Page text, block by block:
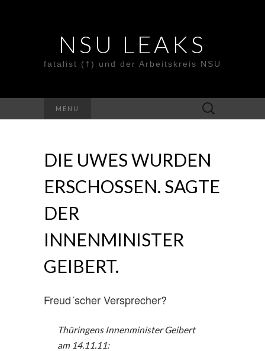
NSU LEAKS
fatalist (†) und der Arbeitskreis NSU
MENU
Suche
nach:
DIE UWES WURDEN
ERSCHOSSEN. SAGTE
DER
INNENMINISTER
GEIBERT.
Freud´scher Versprecher?
Thüringens Innenminister Geibert
am 14.11.11: